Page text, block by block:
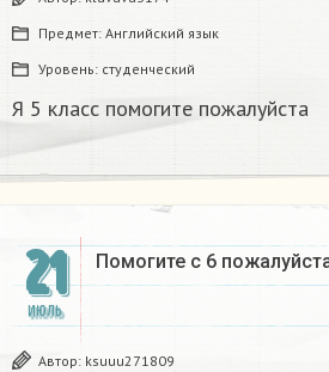
Предмет: Английский язык
Уровень: студенческий
Я 5 класс помогите пожалуйста
21
ИЮЛЬ
Помогите с 6
Автор: ksuuu271809